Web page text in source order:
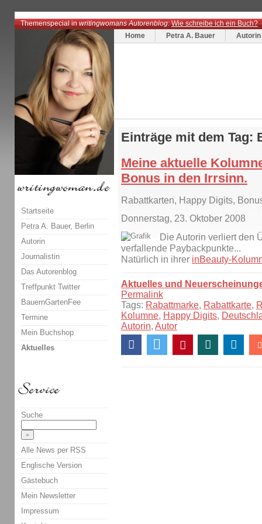
Themenspecial inwritingwomans Autorenblog:Wie schreibe ich ein Buch?
Home
Petra A. Bauer Autorin
Einträge mit dem Tag:
Meine aktuelle
Bonus in den Irrsinn.
Rabattkarten, Happy Digits,
Donnerstag, 23. Oktober 2008
Die Autorin verliert den
verfallende Paybackpunkte...
Natürlich in ihrer inBeauty-
Aktuelles und
Permalink
Tags: Rabattmarke, Rabattkarte,
Kolumne, Happy Digits,
Autorin, Autor
Startseite
Petra A. Bauer, Berlin
Autorin
Journalistin
Das Autorenblog
Treffpunkt Twitter
BauernGartenFee
Termine
Mein Buchshop
Aktuelles
Suche
Alle News per RSS
Englische Version
Gästebuch
Mein Newsletter
Impressum